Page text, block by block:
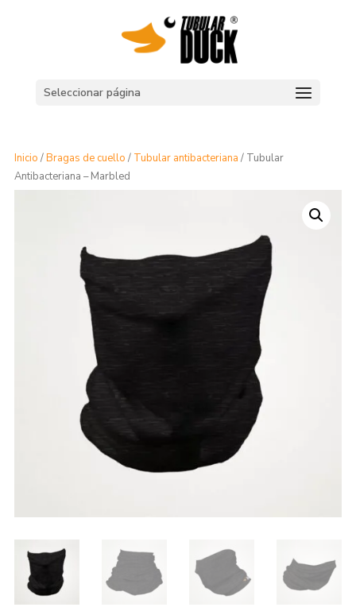
Seleccionar página
Inicio /Bragas de cuello / Tubular antibacteriana / Tubular
Antibacteriana – Marbled